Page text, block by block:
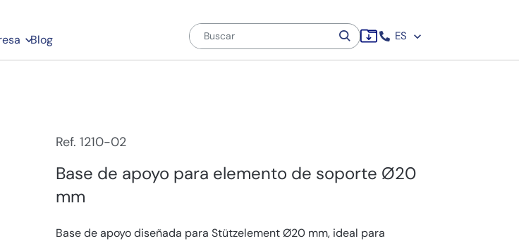
Blog ES
Ref. 1210-02
Base de apoyo para elemento de soporte Ø20
mm
Base de apoyo diseñada para Stützelement Ø20 mm, ideal para